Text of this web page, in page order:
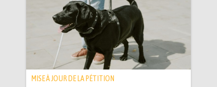
MISE À JOUR DE LA PÉTITION